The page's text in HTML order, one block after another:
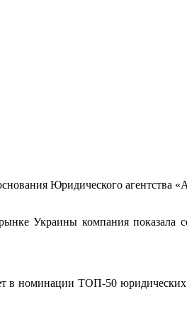
Юридического агентства
Украины компания
в номинации ТОП-50